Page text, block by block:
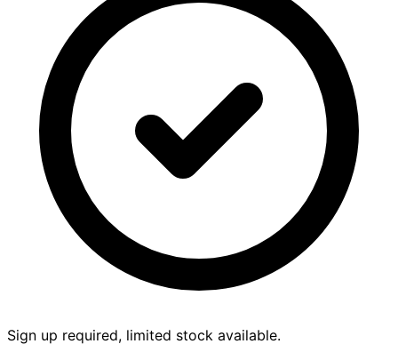
Sign up required, limited stock available.